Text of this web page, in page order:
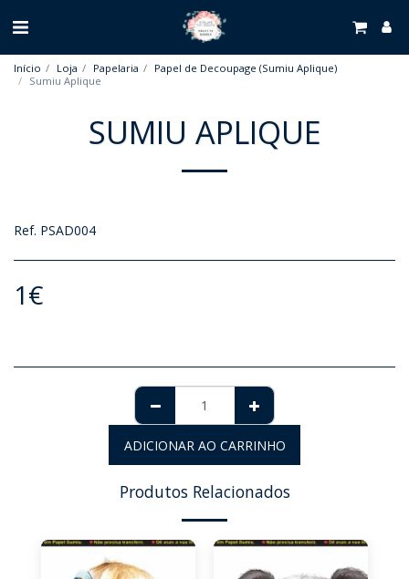
Início Loja Papelaria
Papel de Decoupage (Sumiu Aplique)
Sumiu Aplique
SUMIU APLIQUE
Ref. PSAD004
1€
ADICIONAR AO CARRINHO
Produtos Relacionados